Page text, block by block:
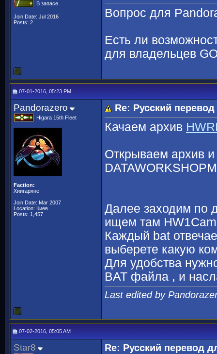
В запасе
Join Date: Jul 2016
Posts: 2
Вопрос для
Есть ли
для владельцев
07-01-2016, 05:23 PM
Pandorazero
Higara 15th Fleet
Faction:
Хиигаряне
Join Date: Mar 2007
Location: Киев
Posts: 1,457
Re: Русский
Качаем архив
Открываем архив
Далее заходим по
ищем там
Каждый bat
выберете какую
Для удобства
BAT файла , и
Last edited by
07-02-2016, 05:05 AM
Star8 Re: Русский перевод